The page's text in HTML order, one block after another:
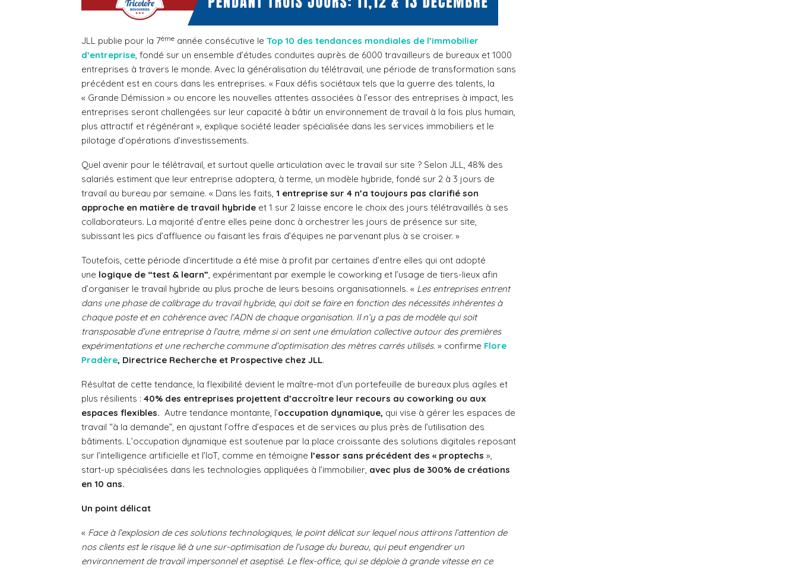
JLL publie pour la 7ème année consécutive le Top 10 des tendances mondiales de l’immobilier
d’entreprise, fondé sur un ensemble d’études conduites auprès de 6000 travailleurs de bureaux et 1000
entreprises à travers le monde. Avec la généralisation du télétravail, une période de transformation sans
précédent est en cours dans les entreprises. « Faux défis sociétaux tels que la guerre des talents, la
« Grande Démission » ou encore les nouvelles attentes associées à l’essor des entreprises à impact, les
entreprises seront challengées sur leur capacité à bâtir un environnement de travail à la fois plus humain,
plus attractif et régénérant », explique société leader spécialisée dans les services immobiliers et le
pilotage d’opérations d’investissements.
Quel avenir pour le télétravail, et surtout quelle articulation avec le travail sur site ? Selon JLL, 48% des
salariés estiment que leur entreprise adoptera, à terme, un modèle hybride, fondé sur 2 à 3 jours de
travail au bureau par semaine. « Dans les faits, 1 entreprise sur 4 n’a toujours pas clarifié son
approche en matière de travail hybride et 1 sur 2 laisse encore le choix des jours télétravaillés à ses
collaborateurs. La majorité d’entre elles peine donc à orchestrer les jours de présence sur site,
subissant les pics d’affluence ou faisant les frais d’équipes ne parvenant plus à se croiser. »
Toutefois, cette période d’incertitude a été mise à profit par certaines d’entre elles qui ont adopté
une logique de “test & learn”, expérimentant par exemple le coworking et l’usage de tiers-lieux afin
d’organiser le travail hybride au plus proche de leurs besoins organisationnels. « Les entreprises entrent
dans une phase de calibrage du travail hybride, qui doit se faire en fonction des nécessités inhérentes à
chaque poste et en cohérence avec l’ADN de chaque organisation. Il n’y a pas de modèle qui soit
transposable d’une entreprise à l’autre, même si on sent une émulation collective autour des premières
expérimentations et une recherche commune d’optimisation des mètres carrés utilisés. » confirme Flore
Pradère, Directrice Recherche et Prospective chez JLL.
Résultat de cette tendance, la flexibilité devient le maître-mot d’un portefeuille de bureaux plus agiles et
plus résilients : 40% des entreprises projettent d’accroître leur recours au coworking ou aux
espaces flexibles. Autre tendance montante, l’occupation dynamique, qui vise à gérer les espaces de
travail “à la demande”, en ajustant l’offre d’espaces et de services au plus près de l’utilisation des
bâtiments. L’occupation dynamique est soutenue par la place croissante des solutions digitales reposant
sur l’intelligence artificielle et l’IoT, comme en témoigne l’essor sans précédent des « proptechs »,
start-up spécialisées dans les technologies appliquées à l’immobilier, avec plus de 300% de créations
en 10 ans.
Un point délicat
« Face à l’explosion de ces solutions technologiques, le point délicat sur lequel nous attirons l’attention de
nos clients est le risque lié à une sur-optimisation de l’usage du bureau, qui peut engendrer un
environnement de travail impersonnel et aseptisé. Le flex-office, qui se déploie à grande vitesse en ce